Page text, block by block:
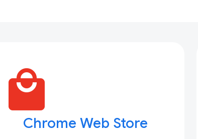
local_mall
Chrome Web Store